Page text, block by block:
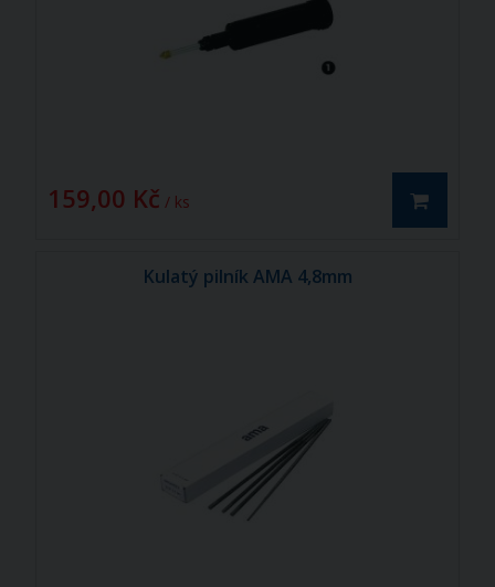
159,00 Kč / ks
Kulatý pilník AMA 4,8mm